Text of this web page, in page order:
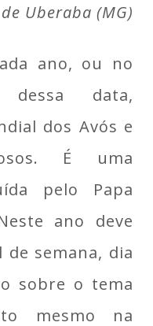
Uberaba (MG)
ano, ou no
dessa data,
dos Avós e
É uma
pelo Papa
ano deve
semana, dia
sobre o tema
mesmo na